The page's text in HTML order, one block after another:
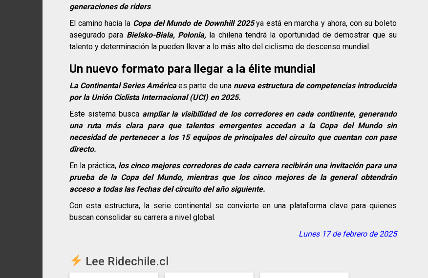
generaciones de riders.
El camino hacia la Copa del Mundo de Downhill 2025ya está en marcha y ahora, con su boleto
asegurado para Bielsko-Biala, Polonia, la chilena tendrá la oportunidad de demostrar que su
talento y determinación la pueden llevar a lo más alto del ciclismo de descenso mundial.
Un nuevo formato para llegar a la élite mundial
La Continental Series Américaes parte de una nueva estructura de competencias introducida
por la Unión Ciclista Internacional (UCI) en 2025.
Este sistema busca ampliar la visibilidad de los corredores en cada continente, generando
una ruta más clara para que talentos emergentes accedan a la Copa del Mundo sin
necesidad de pertenecer a los 15 equipos de principales del circuito que cuentan con pase
directo.
En la práctica, los cinco mejores corredores de cada carrera recibirán una invitación para una
prueba de la Copa del Mundo, mientras que los cinco mejores de la general obtendrán
acceso a todas las fechas del circuito del año siguiente.
Con esta estructura, la serie continental se convierte en una plataforma clave para quienes
buscan consolidar su carrera a nivel global.
Lunes 17 de febrero de 2025
Lee Ridechile.cl